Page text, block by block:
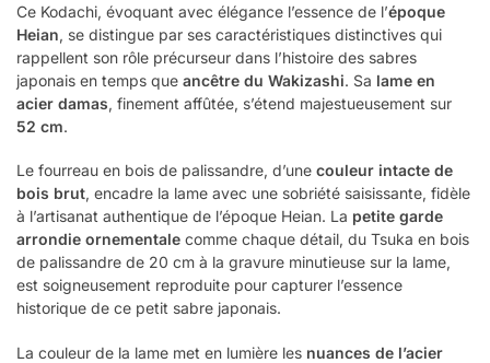
Ce Kodachi, évoquant avec élégance l’essence de l’époque
Heian, se distingue par ses caractéristiques distinctives qui
rappellent son rôle précurseur dans l’histoire des sabres
japonais en temps que ancêtre du Wakizashi. Sa lame en
acier damas, finement affûtée, s’étend majestueusement sur
52 cm.
Le fourreau en bois de palissandre, d’une couleur intacte de
bois brut, encadre la lame avec une sobriété saisissante, fidèle
à l’artisanat authentique de l’époque Heian. La petite garde
arrondie ornementale comme chaque détail, du Tsuka en bois
de palissandre de 20 cm à la gravure minutieuse sur la lame,
est soigneusement reproduite pour capturer l’essence
historique de ce petit sabre japonais.
La couleur de la lame met en lumière les nuances de l’acier